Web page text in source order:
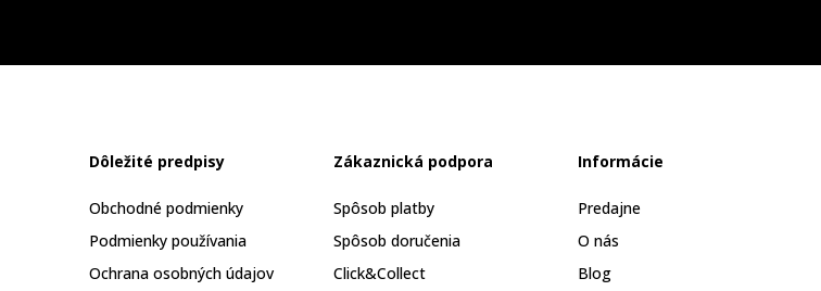
Dôležité predpisy
Obchodné podmienky
Podmienky používania
Ochrana osobných údajov
Zákaznická podpora
Spôsob platby
Spôsob doručenia
Click&Collect
Informácie
Predajne
O nás
Blog